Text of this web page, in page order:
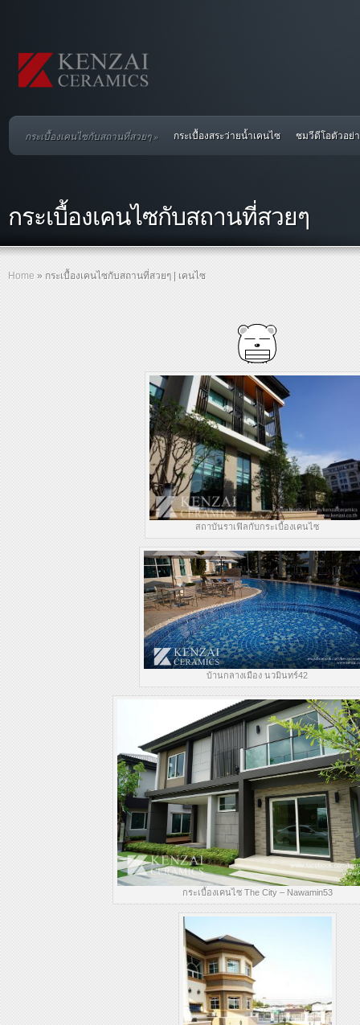
กระเบื้องเคนไซกับสถานที่สวยๆ» กระเบื้องสระว่ายน้ำเคนไซ ชมวีดีโอตัวอย่
กระเบื้องเคนไซกับสถานที่สวยๆ
Home » กระเบื้องเคนไซกับสถานที่สวยๆ | เคนไซ
สถาบันราเฟิลกับกระเบื้องเคนไซ
บ้านกลางเมือง นวมินทร์42
กระเบื้องเคนไซ The City – Nawamin53